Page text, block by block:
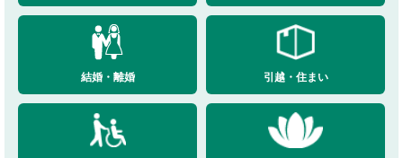
結婚・離婚 引越・住まい